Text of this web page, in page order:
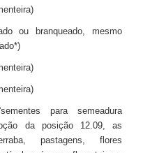
ou branqueado, mesmo
para semeadura
da posição 12.09, as
pastagens, flores